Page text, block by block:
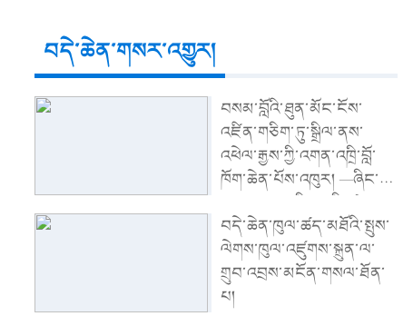
བདེ་ཆེན་གསར་འགྱུར།
བསམ་བློའི་ཐུན་མོང་ངོས་
འཛིན་གཅིག་ཏུ་སྒྲིལ་ནས་
འཕེལ་རྒྱས་ཀྱི་འགན་འཁྲི་བློ་
ཁོག་ཆེན་པོས་འཁུར། —ཞིང་ཨུ་
སྐབས་བཅུ་གཅིག་པའི་ཚང་
འཛོམས་གྲོས་ཚོགས་ཐེངས་བཅུ་
པའི་དགོངས་དོན་དེ་བདེ་ཆེན་
གྱི་ལས་བྱེད་ལས་བཟོའི་ཁྲོད་
ཚུར་སྣང་དྲག་པོ་བྱུང་།
བདེ་ཆེན་ཁུལ་ཚད་མཐོའི་སྤུས་
ལེགས་ཁུལ་འཛུགས་སྐྲུན་ལ་
གྲུབ་འབྲས་མངོན་གསལ་ཐོན་
པ།